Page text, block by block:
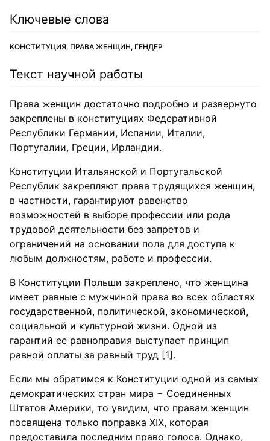
Ключевые слова
КОНСТИТУЦИЯ, ПРАВА ЖЕНЩИН, ГЕНДЕР
Текст научной работы
Права женщин достаточно подробно и развернуто
закреплены в конституциях Федеративной
Республики Германии, Испании, Италии,
Португалии, Греции, Ирландии.
Конституции Итальянской и Португальской
Республик закрепляют права трудящихся женщин,
в частности, гарантируют равенство
возможностей в выборе профессии или рода
трудовой деятельности без запретов и
ограничений на основании пола для доступа к
любым должностям, работе и профессии.
В Конституции Польши закреплено, что женщина
имеет равные с мужчиной права во всех областях
государственной, политической, экономической,
социальной и культурной жизни. Одной из
гарантий ее равноправия выступает принцип
равной оплаты за равный труд [1].
Если мы обратимся к Конституции одной из самых
демократических стран мира − Соединенных
Штатов Америки, то увидим, что правам женщин
посвящена только поправка XIX, которая
предоставила последним право голоса. Однако,